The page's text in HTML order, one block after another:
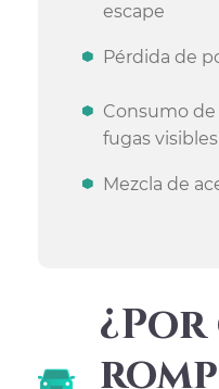
escape
Pérdida de
Consumo
fugas visibles
Mezcla de
¿Por